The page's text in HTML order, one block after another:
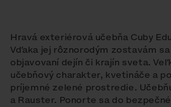
Hravá exteriérová učebňa Cuby
Vďaka jej rôznorodým zostavám
objavovaní dejín či krajín sveta.
učebňový charakter, kvetináče a
príjemné zelené prostredie.
a Rauster. Ponorte sa do